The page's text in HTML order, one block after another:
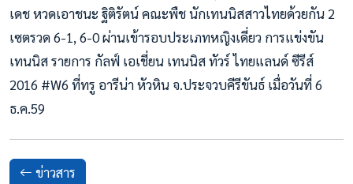
เดช หวดเอาชนะ ฐิติรัตน์ คณะพืช นักเทนนิสสาวไทยด้วยกัน 2
เซตรวด 6-1, 6-0 ผ่านเข้ารอบประเภทหญิงเดี่ยว การแข่งขัน
เทนนิส รายการ กัลฟ์ เอเชี่ยน เทนนิส ทัวร์ ไทยแลนด์ ซีรีส์
2016 #W6 ที่ทรู อารีน่า หัวหิน จ.ประจวบคีรีขันธ์ เมื่อวันที่ 6
ธ.ค.59
ข่าวสาร